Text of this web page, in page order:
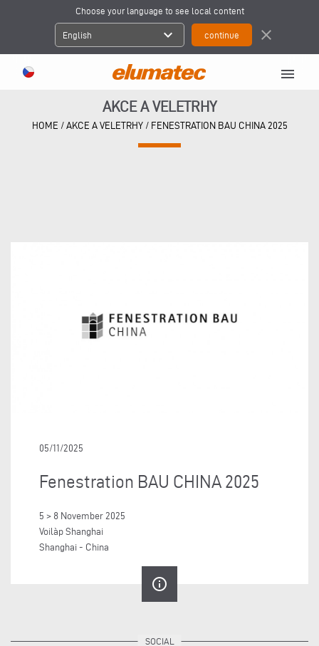
Choose your language to see local content
English expand_more close
menu
AKCE A VELETRHY
HOME / AKCE A VELETRHY/ FENESTRATION BAU CHINA 2025
05/11/2025
Fenestration BAU CHINA 2025
5 > 8 November 2025
Voilàp Shanghai
Shanghai - China
info_outline